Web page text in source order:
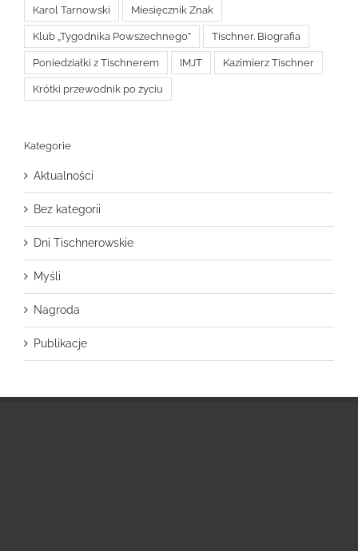
Karol Tarnowski Miesięcznik Znak
Klub „Tygodnika Powszechnego” Tischner. Biografia
Poniedziałki z Tischnerem IMJT Kazimierz Tischner
Krótki przewodnik po życiu
Kategorie
Aktualności
Bez kategorii
Dni Tischnerowskie
Myśli
Nagroda
Publikacje